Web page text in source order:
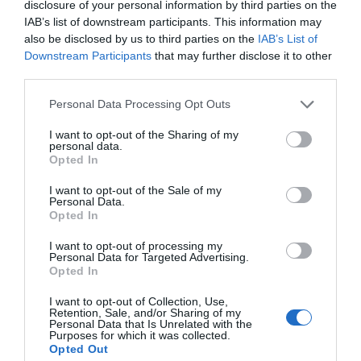
disclosure of your personal information by third parties on the
IAB’s list of downstream participants. This information may
also be disclosed by us to third parties on the IAB’s List of
Downstream Participants that may further disclose it to other
Personal Data Processing Opt Outs
I want to opt-out of the Sharing of my
personal data.
Opted In
I want to opt-out of the Sale of my
Personal Data.
Opted In
I want to opt-out of processing my
Personal Data for Targeted Advertising.
Opted In
I want to opt-out of Collection, Use,
Retention, Sale, and/or Sharing of my
Personal Data that Is Unrelated with the
Purposes for which it was collected.
Opted Out
son las patentes
Eulogio López
Isabel Pantoja pierde dos pleitos
con Hacienda por 700.000
Eulogio López
El IBEX 35 cerró la sesión del